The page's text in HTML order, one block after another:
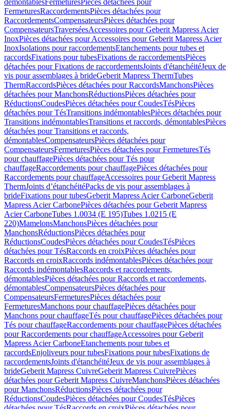
démontablesFermeturesPièces détachées pour
FermeturesRaccordementsPièces détachées pour
RaccordementsCompensateursPièces détachées pour
CompensateursTraverséesAccessoires pour Geberit Mapress Acier
InoxPièces détachées pour Accessoires pour Geberit Mapress Acier
InoxIsolations pour raccordementsEtanchements pour tubes et
raccordsFixations pour tubesFixations de raccordementsPièces
détachées pour Fixations de raccordementsJoints d'étanchéitéJeux de
vis pour assemblages à brideGeberit Mapress ThermTubes
ThermRaccordsPièces détachées pour RaccordsManchonsPièces
détachées pour ManchonsRéductionsPièces détachées pour
RéductionsCoudesPièces détachées pour CoudesTésPièces
détachées pour TésTransitions indémontablesPièces détachées pour
Transitions indémontablesTransitions et raccords, démontablesPièces
détachées pour Transitions et raccords,
démontablesCompensateursPièces détachées pour
CompensateursFermeturesPièces détachées pour FermeturesTés
pour chauffagePièces détachées pour Tés pour
chauffageRaccordements pour chauffagePièces détachées pour
Raccordements pour chauffageAccessoires pour Geberit Mapress
ThermJoints d’étanchéitéPacks de vis pour assemblages à
brideFixations pour tubesGeberit Mapress Acier CarboneGeberit
Mapress Acier CarbonePièces détachées pour Geberit Mapress
Acier CarboneTubes 1.0034 (E 195)Tubes 1.0215 (E
220)MamelonsManchonsPièces détachées pour
ManchonsRéductionsPièces détachées pour
RéductionsCoudesPièces détachées pour CoudesTésPièces
détachées pour TésRaccords en croixPièces détachées pour
Raccords en croixRaccords indémontablesPièces détachées pour
Raccords indémontablesRaccords et raccordements,
démontablesPièces détachées pour Raccords et raccordements,
démontablesCompensateursPièces détachées pour
CompensateursFermeturesPièces détachées pour
FermeturesManchons pour chauffagePièces détachées pour
Manchons pour chauffageTés pour chauffagePièces détachées pour
Tés pour chauffageRaccordements pour chauffagePièces détachées
pour Raccordements pour chauffageAccessoires pour Geberit
Mapress Acier CarboneEtanchements pour tubes et
raccordsEnjoliveurs pour tubesFixations pour tubesFixations de
raccordementsJoints d'étanchéitéJeux de vis pour assemblages à
brideGeberit Mapress CuivreGeberit Mapress CuivrePièces
détachées pour Geberit Mapress CuivreManchonsPièces détachées
pour ManchonsRéductionsPièces détachées pour
RéductionsCoudesPièces détachées pour CoudesTésPièces